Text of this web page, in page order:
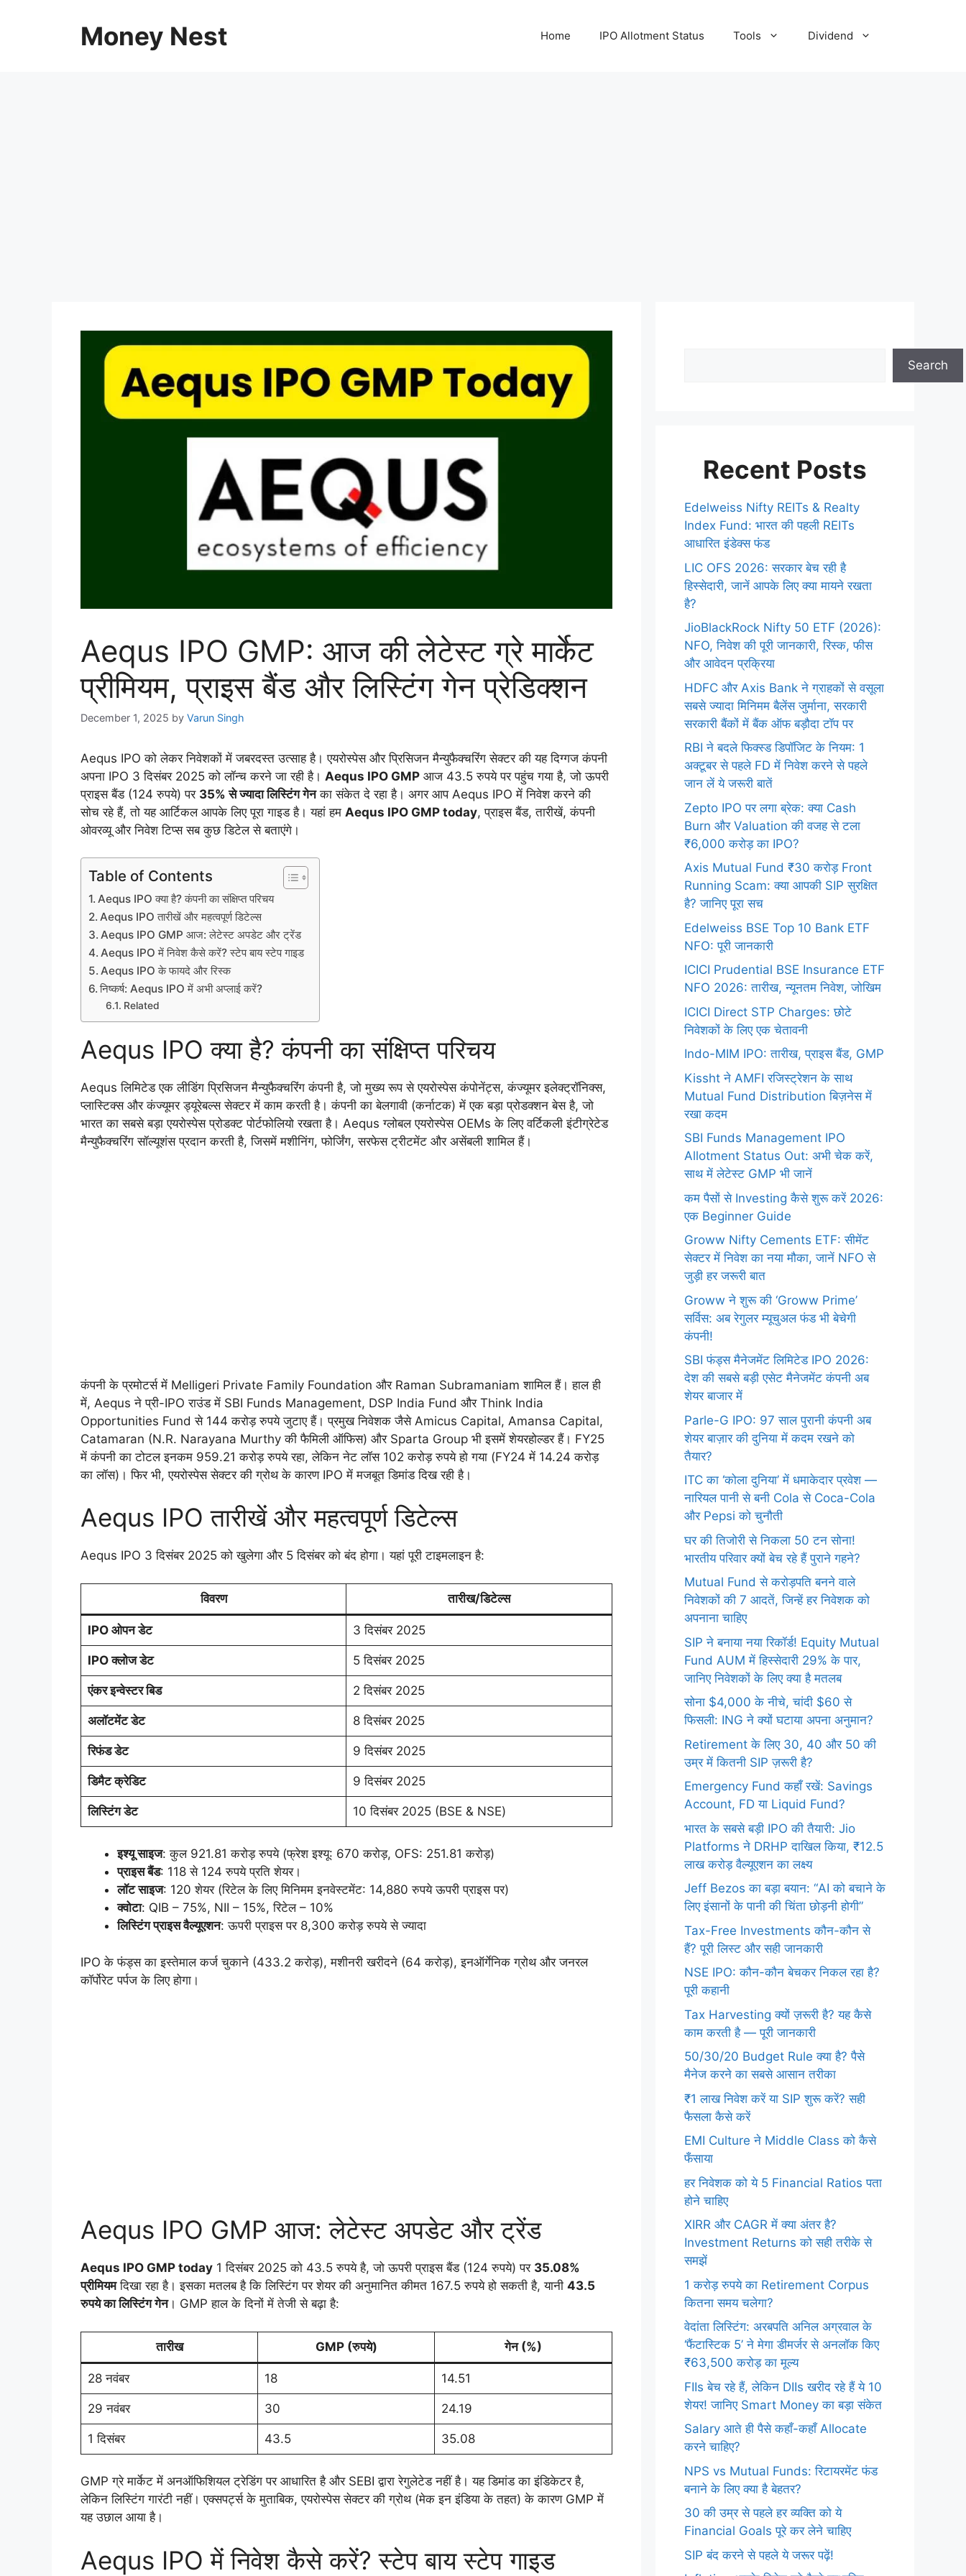
Money Nest Home IPO Allotment Status Tools Dividend
Aequs IPO GMP: आज की लेटेस्ट ग्रे मार्केट
प्रीमियम, प्राइस बैंड और लिस्टिंग गेन प्रेडिक्शन
December 1, 2025 by Varun Singh
Aequs IPO को लेकर निवेशकों में जबरदस्त उत्साह है। एयरोस्पेस और प्रिसिजन मैन्युफैक्चरिंग सेक्टर की यह दिग्गज कंपनी
अपना IPO 3 दिसंबर 2025 को लॉन्च करने जा रही है। Aequs IPO GMP आज 43.5 रुपये पर पहुंच गया है, जो ऊपरी
प्राइस बैंड (124 रुपये) पर 35% से ज्यादा लिस्टिंग गेनका संकेत दे रहा है। अगर आप Aequs IPO में निवेश करने की
सोच रहे हैं, तो यह आर्टिकल आपके लिए पूरा गाइड है। यहां हम Aequs IPO GMP today, प्राइस बैंड, तारीखें, कंपनी
ओवरव्यू और निवेश टिप्स सब कुछ डिटेल से बताएंगे।
Table of Contents
Aequs IPO क्या है? कंपनी का संक्षिप्त परिचय
Aequs IPO तारीखें और महत्वपूर्ण डिटेल्स
Aequs IPO GMP आज: लेटेस्ट अपडेट और ट्रेंड
Aequs IPO में निवेश कैसे करें? स्टेप बाय स्टेप गाइड
Aequs IPO के फायदे और रिस्क
निष्कर्ष: Aequs IPO में अभी अप्लाई करें?
Related
Aequs IPO क्या है? कंपनी का संक्षिप्त परिचय
Aequs लिमिटेड एक लीडिंग प्रिसिजन मैन्युफैक्चरिंग कंपनी है, जो मुख्य रूप से एयरोस्पेस कंपोनेंट्स, कंज्यूमर इलेक्ट्रॉनिक्स,
प्लास्टिक्स और कंज्यूमर ड्यूरेबल्स सेक्टर में काम करती है। कंपनी का बेलगावी (कर्नाटक) में एक बड़ा प्रोडक्शन बेस है, जो
भारत का सबसे बड़ा एयरोस्पेस प्रोडक्ट पोर्टफोलियो रखता है। Aequs ग्लोबल एयरोस्पेस OEMs के लिए वर्टिकली इंटीग्रेटेड
मैन्युफैक्चरिंग सॉल्यूशंस प्रदान करती है, जिसमें मशीनिंग, फोर्जिंग, सरफेस ट्रीटमेंट और असेंबली शामिल हैं।
कंपनी के प्रमोटर्स में Melligeri Private Family Foundation और Raman Subramaniam शामिल हैं। हाल ही
में, Aequs ने प्री-IPO राउंड में SBI Funds Management, DSP India Fund और Think India
Opportunities Fund से 144 करोड़ रुपये जुटाए हैं। प्रमुख निवेशक जैसे Amicus Capital, Amansa Capital,
Catamaran (N.R. Narayana Murthy की फैमिली ऑफिस) और Sparta Group भी इसमें शेयरहोल्डर हैं। FY25
में कंपनी का टोटल इनकम 959.21 करोड़ रुपये रहा, लेकिन नेट लॉस 102 करोड़ रुपये हो गया (FY24 में 14.24 करोड़
का लॉस)। फिर भी, एयरोस्पेस सेक्टर की ग्रोथ के कारण IPO में मजबूत डिमांड दिख रही है।
Aequs IPO तारीखें और महत्वपूर्ण डिटेल्स
Aequs IPO 3 दिसंबर 2025 को खुलेगा और 5 दिसंबर को बंद होगा। यहां पूरी टाइमलाइन है:
विवरण तारीख/डिटेल्स
IPO ओपन डेट 3 दिसंबर 2025
IPO क्लोज डेट 5 दिसंबर 2025
एंकर इन्वेस्टर बिड 2 दिसंबर 2025
अलॉटमेंट डेट 8 दिसंबर 2025
रिफंड डेट 9 दिसंबर 2025
डिमैट क्रेडिट 9 दिसंबर 2025
लिस्टिंग डेट 10 दिसंबर 2025 (BSE & NSE)
इश्यू साइज: कुल 921.81 करोड़ रुपये (फ्रेश इश्यू: 670 करोड़, OFS: 251.81 करोड़)
प्राइस बैंड: 118 से 124 रुपये प्रति शेयर।
लॉट साइज: 120 शेयर (रिटेल के लिए मिनिमम इनवेस्टमेंट: 14,880 रुपये ऊपरी प्राइस पर)
क्वोटा: QIB – 75%, NII – 15%, रिटेल – 10%
लिस्टिंग प्राइस वैल्यूएशन: ऊपरी प्राइस पर 8,300 करोड़ रुपये से ज्यादा
IPO के फंड्स का इस्तेमाल कर्ज चुकाने (433.2 करोड़), मशीनरी खरीदने (64 करोड़), इनऑर्गेनिक ग्रोथ और जनरल
कॉर्पोरेट पर्पज के लिए होगा।
Aequs IPO GMP आज: लेटेस्ट अपडेट और ट्रेंड
Aequs IPO GMP today 1 दिसंबर 2025 को 43.5 रुपये है, जो ऊपरी प्राइस बैंड (124 रुपये) पर 35.08%
प्रीमियमदिखा रहा है। इसका मतलब है कि लिस्टिंग पर शेयर की अनुमानित कीमत 167.5 रुपये हो सकती है, यानी 43.5
रुपये का लिस्टिंग गेन। GMP हाल के दिनों में तेजी से बढ़ा है:
तारीख GMP (रुपये) गेन (%)
28 नवंबर 18 14.51
29 नवंबर 30 24.19
1 दिसंबर 43.5 35.08
GMP ग्रे मार्केट में अनऑफिशियल ट्रेडिंग पर आधारित है और SEBI द्वारा रेगुलेटेड नहीं है। यह डिमांड का इंडिकेटर है,
लेकिन लिस्टिंग गारंटी नहीं। एक्सपर्ट्स के मुताबिक, एयरोस्पेस सेक्टर की ग्रोथ (मेक इन इंडिया के तहत) के कारण GMP में
यह उछाल आया है।
Aequs IPO में निवेश कैसे करें? स्टेप बाय स्टेप गाइड
Search
Recent Posts
Edelweiss Nifty REITs & Realty
Index Fund: भारत की पहली REITs
आधारित इंडेक्स फंड
LIC OFS 2026: सरकार बेच रही है
हिस्सेदारी, जानें आपके लिए क्या मायने रखता
है?
JioBlackRock Nifty 50 ETF (2026):
NFO, निवेश की पूरी जानकारी, रिस्क, फीस
और आवेदन प्रक्रिया
HDFC और Axis Bank ने ग्राहकों से वसूला
सबसे ज्यादा मिनिमम बैलेंस जुर्माना, सरकारी
सरकारी बैंकों में बैंक ऑफ बड़ौदा टॉप पर
RBI ने बदले फिक्स्ड डिपॉजिट के नियम: 1
अक्टूबर से पहले FD में निवेश करने से पहले
जान लें ये जरूरी बातें
Zepto IPO पर लगा ब्रेक: क्या Cash
Burn और Valuation की वजह से टला
₹6,000 करोड़ का IPO?
Axis Mutual Fund ₹30 करोड़ Front
Running Scam: क्या आपकी SIP सुरक्षित
है? जानिए पूरा सच
Edelweiss BSE Top 10 Bank ETF
NFO: पूरी जानकारी
ICICI Prudential BSE Insurance ETF
NFO 2026: तारीख, न्यूनतम निवेश, जोखिम
ICICI Direct STP Charges: छोटे
निवेशकों के लिए एक चेतावनी
Indo-MIM IPO: तारीख, प्राइस बैंड, GMP
Kissht ने AMFI रजिस्ट्रेशन के साथ
Mutual Fund Distribution बिज़नेस में
रखा कदम
SBI Funds Management IPO
Allotment Status Out: अभी चेक करें,
साथ में लेटेस्ट GMP भी जानें
कम पैसों से Investing कैसे शुरू करें 2026:
एक Beginner Guide
Groww Nifty Cements ETF: सीमेंट
सेक्टर में निवेश का नया मौका, जानें NFO से
जुड़ी हर जरूरी बात
Groww ने शुरू की ‘Groww Prime’
सर्विस: अब रेगुलर म्यूचुअल फंड भी बेचेगी
कंपनी!
SBI फंड्स मैनेजमेंट लिमिटेड IPO 2026:
देश की सबसे बड़ी एसेट मैनेजमेंट कंपनी अब
शेयर बाजार में
Parle-G IPO: 97 साल पुरानी कंपनी अब
शेयर बाज़ार की दुनिया में कदम रखने को
तैयार?
ITC का ‘कोला दुनिया’ में धमाकेदार प्रवेश —
नारियल पानी से बनी Cola से Coca-Cola
और Pepsi को चुनौती
घर की तिजोरी से निकला 50 टन सोना!
भारतीय परिवार क्यों बेच रहे हैं पुराने गहने?
Mutual Fund से करोड़पति बनने वाले
निवेशकों की 7 आदतें, जिन्हें हर निवेशक को
अपनाना चाहिए
SIP ने बनाया नया रिकॉर्ड! Equity Mutual
Fund AUM में हिस्सेदारी 29% के पार,
जानिए निवेशकों के लिए क्या है मतलब
सोना $4,000 के नीचे, चांदी $60 से
फिसली: ING ने क्यों घटाया अपना अनुमान?
Retirement के लिए 30, 40 और 50 की
उम्र में कितनी SIP ज़रूरी है?
Emergency Fund कहाँ रखें: Savings
Account, FD या Liquid Fund?
भारत के सबसे बड़ी IPO की तैयारी: Jio
Platforms ने DRHP दाखिल किया, ₹12.5
लाख करोड़ वैल्यूएशन का लक्ष्य
Jeff Bezos का बड़ा बयान: “AI को बचाने के
लिए इंसानों के पानी की चिंता छोड़नी होगी”
Tax-Free Investments कौन-कौन से
हैं? पूरी लिस्ट और सही जानकारी
NSE IPO: कौन-कौन बेचकर निकल रहा है?
पूरी कहानी
Tax Harvesting क्यों ज़रूरी है? यह कैसे
काम करती है — पूरी जानकारी
50/30/20 Budget Rule क्या है? पैसे
मैनेज करने का सबसे आसान तरीका
₹1 लाख निवेश करें या SIP शुरू करें? सही
फैसला कैसे करें
EMI Culture ने Middle Class को कैसे
फँसाया
हर निवेशक को ये 5 Financial Ratios पता
होने चाहिए
XIRR और CAGR में क्या अंतर है?
Investment Returns को सही तरीके से
समझें
1 करोड़ रुपये का Retirement Corpus
कितना समय चलेगा?
वेदांता लिस्टिंग: अरबपति अनिल अग्रवाल के
‘फैंटास्टिक 5’ ने मेगा डीमर्जर से अनलॉक किए
₹63,500 करोड़ का मूल्य
FIIs बेच रहे हैं, लेकिन DIIs खरीद रहे हैं ये 10
शेयर! जानिए Smart Money का बड़ा संकेत
Salary आते ही पैसे कहाँ-कहाँ Allocate
करने चाहिए?
NPS vs Mutual Funds: रिटायरमेंट फंड
बनाने के लिए क्या है बेहतर?
30 की उम्र से पहले हर व्यक्ति को ये
Financial Goals पूरे कर लेने चाहिए
SIP बंद करने से पहले ये जरूर पढ़ें!